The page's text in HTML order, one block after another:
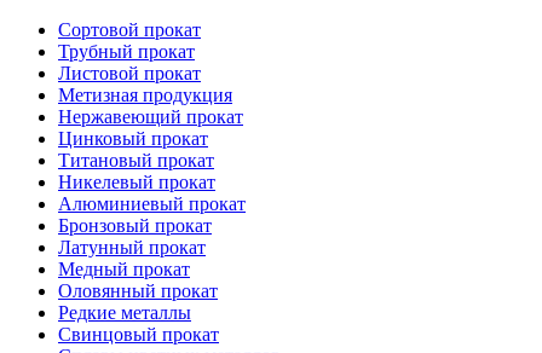
Сортовой прокат
Трубный прокат
Листовой прокат
Метизная продукция
Нержавеющий прокат
Цинковый прокат
Титановый прокат
Никелевый прокат
Алюминиевый прокат
Бронзовый прокат
Латунный прокат
Медный прокат
Оловянный прокат
Редкие металлы
Свинцовый прокат